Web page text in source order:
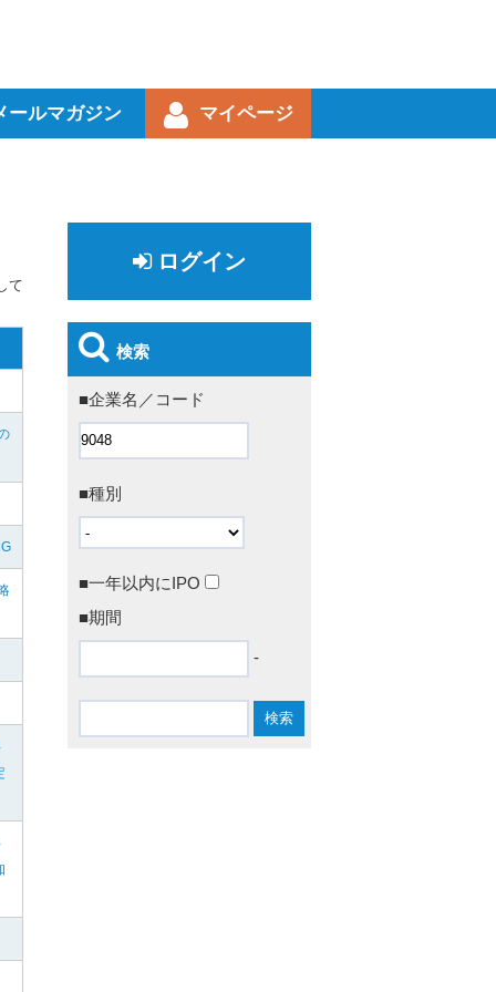
ールマガジン マイページ
て
ログイン
検索
■企業名／コード
■種別
■一年以内にIPO
■期間
-